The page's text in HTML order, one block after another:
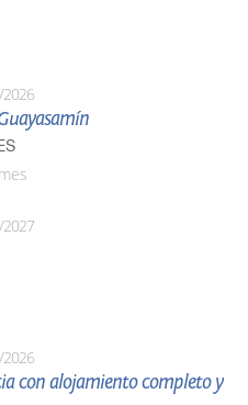
con alojamiento completo y